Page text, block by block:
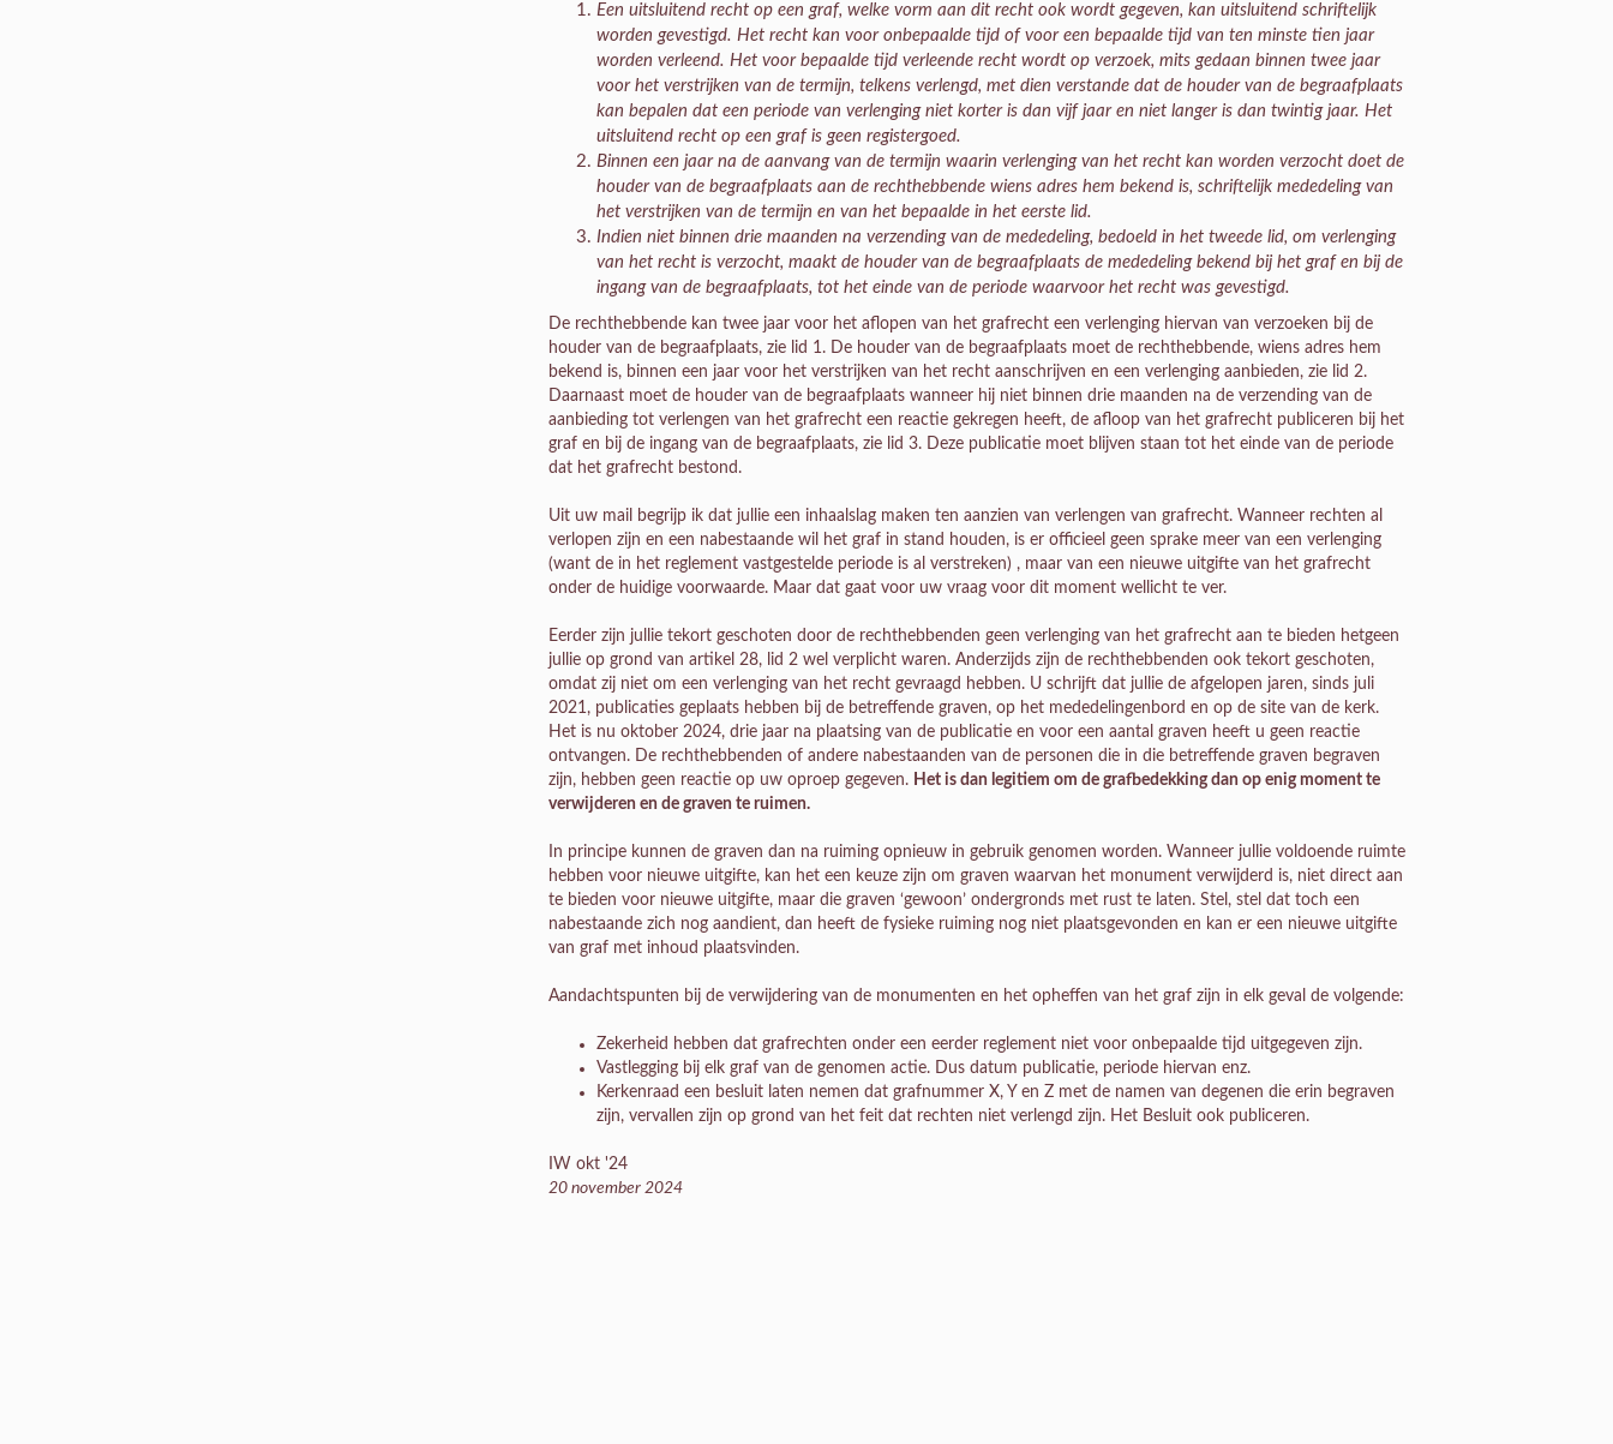
Een uitsluitend recht op een graf, welke vorm aan dit recht ook wordt gegeven, kan uitsluitend schriftelijk
worden gevestigd. Het recht kan voor onbepaalde tijd of voor een bepaalde tijd van ten minste tien jaar
worden verleend. Het voor bepaalde tijd verleende recht wordt op verzoek, mits gedaan binnen twee jaar
voor het verstrijken van de termijn, telkens verlengd, met dien verstande dat de houder van de begraafplaats
kan bepalen dat een periode van verlenging niet korter is dan vijf jaar en niet langer is dan twintig jaar. Het
uitsluitend recht op een graf is geen registergoed.
Binnen een jaar na de aanvang van de termijn waarin verlenging van het recht kan worden verzocht doet de
houder van de begraafplaats aan de rechthebbende wiens adres hem bekend is, schriftelijk mededeling van
het verstrijken van de termijn en van het bepaalde in het eerste lid.
Indien niet binnen drie maanden na verzending van de mededeling, bedoeld in het tweede lid, om verlenging
van het recht is verzocht, maakt de houder van de begraafplaats de mededeling bekend bij het graf en bij de
ingang van de begraafplaats, tot het einde van de periode waarvoor het recht was gevestigd.
De rechthebbende kan twee jaar voor het aflopen van het grafrecht een verlenging hiervan van verzoeken bij de
houder van de begraafplaats, zie lid 1. De houder van de begraafplaats moet de rechthebbende, wiens adres hem
bekend is, binnen een jaar voor het verstrijken van het recht aanschrijven en een verlenging aanbieden, zie lid 2.
Daarnaast moet de houder van de begraafplaats wanneer hij niet binnen drie maanden na de verzending van de
aanbieding tot verlengen van het grafrecht een reactie gekregen heeft, de afloop van het grafrecht publiceren bij het
graf en bij de ingang van de begraafplaats, zie lid 3. Deze publicatie moet blijven staan tot het einde van de periode
dat het grafrecht bestond.
Uit uw mail begrijp ik dat jullie een inhaalslag maken ten aanzien van verlengen van grafrecht. Wanneer rechten al
verlopen zijn en een nabestaande wil het graf in stand houden, is er officieel geen sprake meer van een verlenging
(want de in het reglement vastgestelde periode is al verstreken) , maar van een nieuwe uitgifte van het grafrecht
onder de huidige voorwaarde. Maar dat gaat voor uw vraag voor dit moment wellicht te ver.
Eerder zijn jullie tekort geschoten door de rechthebbenden geen verlenging van het grafrecht aan te bieden hetgeen
jullie op grond van artikel 28, lid 2 wel verplicht waren. Anderzijds zijn de rechthebbenden ook tekort geschoten,
omdat zij niet om een verlenging van het recht gevraagd hebben. U schrijft dat jullie de afgelopen jaren, sinds juli
2021, publicaties geplaats hebben bij de betreffende graven, op het mededelingenbord en op de site van de kerk.
Het is nu oktober 2024, drie jaar na plaatsing van de publicatie en voor een aantal graven heeft u geen reactie
ontvangen. De rechthebbenden of andere nabestaanden van de personen die in die betreffende graven begraven
zijn, hebben geen reactie op uw oproep gegeven. Het is dan legitiem om de grafbedekking dan op enig moment te
verwijderen en de graven te ruimen.
In principe kunnen de graven dan na ruiming opnieuw in gebruik genomen worden. Wanneer jullie voldoende ruimte
hebben voor nieuwe uitgifte, kan het een keuze zijn om graven waarvan het monument verwijderd is, niet direct aan
te bieden voor nieuwe uitgifte, maar die graven ‘gewoon’ ondergronds met rust te laten. Stel, stel dat toch een
nabestaande zich nog aandient, dan heeft de fysieke ruiming nog niet plaatsgevonden en kan er een nieuwe uitgifte
van graf met inhoud plaatsvinden.
Aandachtspunten bij de verwijdering van de monumenten en het opheffen van het graf zijn in elk geval de volgende:
Zekerheid hebben dat grafrechten onder een eerder reglement niet voor onbepaalde tijd uitgegeven zijn.
Vastlegging bij elk graf van de genomen actie. Dus datum publicatie, periode hiervan enz.
Kerkenraad een besluit laten nemen dat grafnummer X, Y en Z met de namen van degenen die erin begraven
zijn, vervallen zijn op grond van het feit dat rechten niet verlengd zijn. Het Besluit ook publiceren.
IW okt '24
20 november 2024